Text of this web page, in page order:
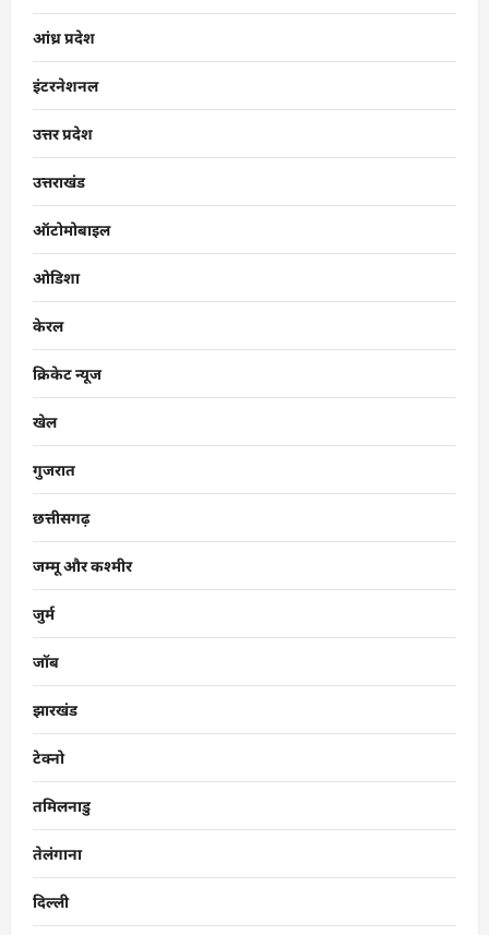
आंध्र प्रदेश
इंटरनेशनल
उत्तर प्रदेश
उत्तराखंड
ऑटोमोबाइल
ओडिशा
केरल
क्रिकेट न्यूज
खेल
गुजरात
छत्तीसगढ़
जम्मू और कश्मीर
जुर्म
जॉब
झारखंड
टेक्नो
तमिलनाडु
तेलंगाना
दिल्ली